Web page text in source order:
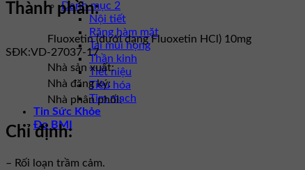
Danh mục 2
Nội tiết
Răng hàm mặt
Tai mũi họng
Thần kinh
Tiết niệu
Tiêu hóa
Tim mạch
Tin Sức Khỏe
Đo BMI
Thành phần:
Fluoxetin (dưới dạng Fluoxetin HCl) 10mg
SĐK:VD-27037-17
Nhà sản xuất:
Nhà đăng ký:
Nhà phân phối:
Chỉ định:
– Rối loạn trầm cảm.